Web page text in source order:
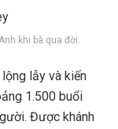
khi bà qua đời.
lẫy và kiến
1.500 buổi
Được khánh